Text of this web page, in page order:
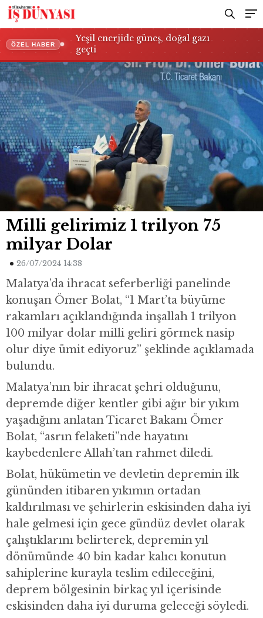
ÖZEL HABER
Yeşil enerjide güneş, doğal gazı
geçti
Milli gelirimiz 1 trilyon 75
milyar Dolar
26/07/2024 14:38
Malatya’da ihracat seferberliği panelinde
konuşan Ömer Bolat, “1 Mart’ta büyüme
rakamları açıklandığında inşallah 1 trilyon
100 milyar dolar milli geliri görmek nasip
olur diye ümit ediyoruz” şeklinde açıklamada
bulundu.
Malatya’nın bir ihracat şehri olduğunu,
depremde diğer kentler gibi ağır bir yıkım
yaşadığını anlatan Ticaret Bakanı Ömer
Bolat, “asrın felaketi”nde hayatını
kaybedenlere Allah’tan rahmet diledi.
Bolat, hükümetin ve devletin depremin ilk
gününden itibaren yıkımın ortadan
kaldırılması ve şehirlerin eskisinden daha iyi
hale gelmesi için gece gündüz devlet olarak
çalıştıklarını belirterek, depremin yıl
dönümünde 40 bin kadar kalıcı konutun
sahiplerine kurayla teslim edileceğini,
deprem bölgesinin birkaç yıl içerisinde
eskisinden daha iyi duruma geleceği söyledi.